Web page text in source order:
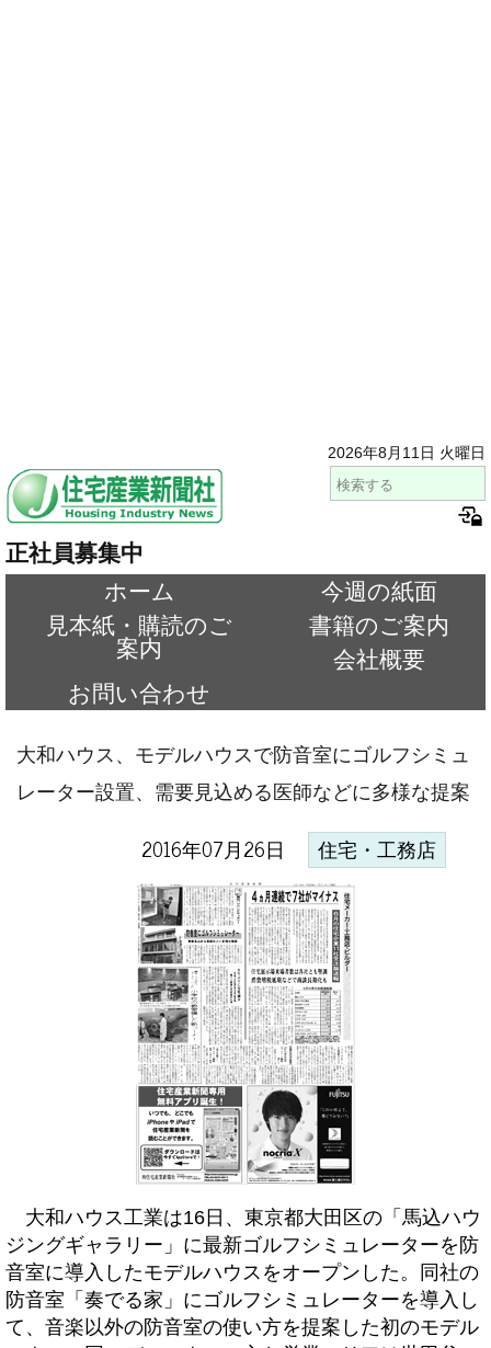
2026年8月11日 火曜日
正社員募集中
ホーム
今週の紙面
見本紙・購読のご
案内
書籍のご案内
会社概要
お問い合わせ
大和ハウス、モデルハウスで防音室にゴルフシミュ
レーター設置、需要見込める医師などに多様な提案
2016年07月26日 住宅・工務店
大和ハウス工業は16日、東京都大田区の「馬込ハウ
ジングギャラリー」に最新ゴルフシミュレーターを防
音室に導入したモデルハウスをオープンした。同社の
防音室「奏でる家」にゴルフシミュレーターを導入し
て、音楽以外の防音室の使い方を提案した初のモデル